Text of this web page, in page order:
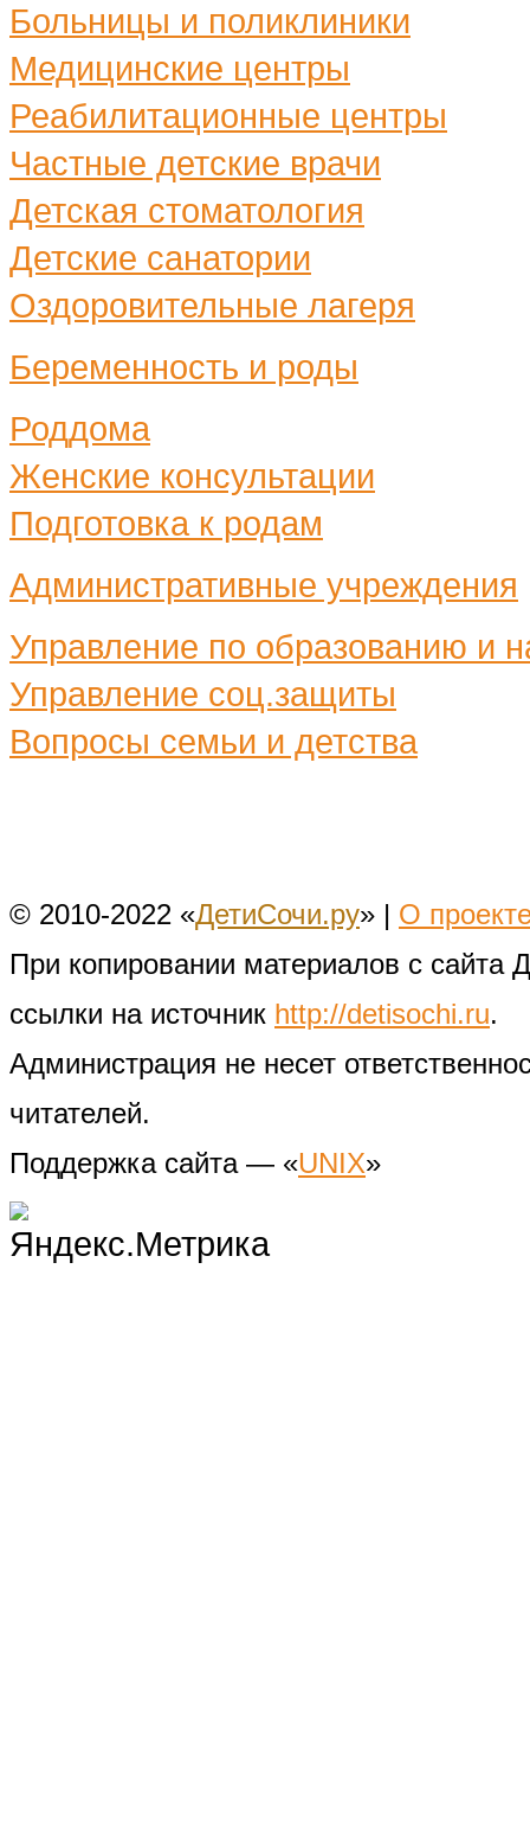
Больницы и поликлиники
Медицинские центры
Реабилитационные центры
Частные детские врачи
Детская стоматология
Детские санатории
Оздоровительные лагеря
Беременность и роды
Роддома
Женские консультации
Подготовка к родам
Административные учреждения
Управление по образованию и
Управление соц.защиты
Вопросы семьи и детства
© 2010-2022 «ДетиСочи.ру» | О
При копировании материалов с сайта
ссылки на источник http://detisochi.ru.
Администрация не несет
читателей.
Поддержка сайта — «UNIX»